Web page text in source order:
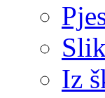
Iz